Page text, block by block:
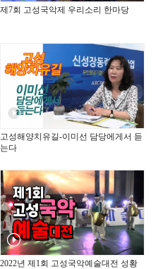
제7회 고성국악제 우리소리 한마당
고성해양치유길-이미선 담당에게서 듣
는다
2022년 제1회 고성국악예술대전 성황